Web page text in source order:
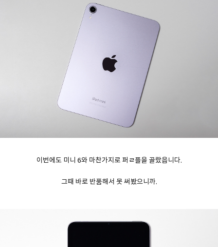
이번에도 미니 6와 마찬가지로 퍼ㄹ플을 골랐읍니다.
그때 바로 반품해서 못 써봤으니까.